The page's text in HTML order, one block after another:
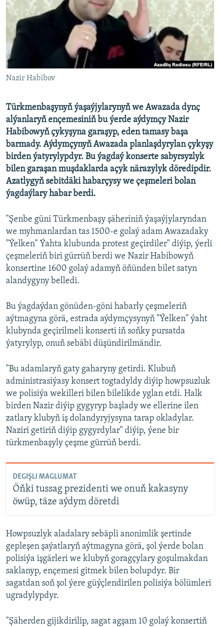
Nazir Habibov
Türkmenbaşynyň ýaşaýjylarynyň we Awazada dynç
alýanlaryň ençemesiniň bu ýerde aýdymçy Nazir
Habibowyň çykyşyna garaşyp, eden tamasy başa
barmady. Aýdymçynyň Awazada planlaşdyrylan çykyşy
birden ýatyrylypdyr. Bu ýagdaý konserte sabyrsyzlyk
bilen garaşan muşdaklarda açyk närazylyk döredipdir.
Azatlygyň sebitdäki habarçysy we çeşmeleri bolan
ýagdaýlary habar berdi.
"Şenbe güni Türkmenbaşy şäheriniň ýaşaýjylaryndan
we myhmanlardan tas 1500-e golaý adam Awazadaky
"Ýelken" Ýahta klubunda protest geçirdiler" diýip, ýerli
çeşmeleriň biri gürrüň berdi we Nazir Habibowyň
konsertine 1600 golaý adamyň öňünden bilet satyn
alandygyny belledi.
Bu ýagdaýdan gönüden-göni habarly çeşmeleriň
aýtmagyna görä, estrada aýdymçysynyň "Ýelken" ýaht
klubynda geçirilmeli konserti iň soňky pursatda
ýatyrylyp, onuň sebäbi düşündirilmändir.
"Bu adamlaryň gaty gaharyny getirdi. Klubuň
administrasiýasy konsert togtadyldy diýip howpsuzluk
we polisiýa wekilleri bilen bilelikde yglan etdi. Halk
birden Nazir diýip gygyryp başlady we ellerine ilen
zatlary klubyň iş dolandyryjysyna tarap okladylar.
Naziri getiriň diýip gygyrdylar" diýip, ýene bir
türkmenbaşyly çeşme gürrüň berdi.
DEGIŞLI MAGLUMAT
Öňki tussag prezidenti we onuň kakasyny
öwüp, täze aýdym döretdi
Howpsuzlyk aladalary sebäpli anonimlik şertinde
gepleşen şaýatlaryň aýtmagyna görä, şol ýerde bolan
polisiýa işgärleri we klubyň goragçylary goşulmakdan
saklanyp, ençemesi gitmek bilen bolupdyr. Bir
sagatdan soň şol ýere güýçlendirilen polisiýa bölümleri
ugradylypdyr.
"Şäherden gijikdirilip, sagat agşam 10 golaý konsertiň